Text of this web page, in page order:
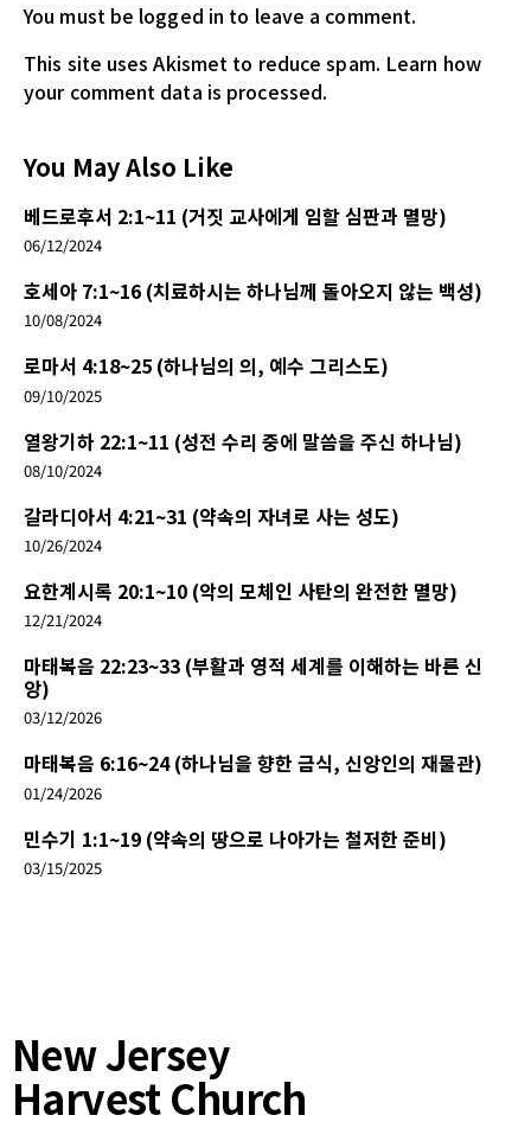
You must be logged in to leave a comment.
This site uses Akismet to reduce spam. Learn how
your comment data is processed.
You May Also Like
베드로후서 2:1~11 (거짓 교사에게 임할 심판과 멸망)
06/12/2024
호세아 7:1~16 (치료하시는 하나님께 돌아오지 않는 백성)
10/08/2024
로마서 4:18~25 (하나님의 의, 예수 그리스도)
09/10/2025
열왕기하 22:1~11 (성전 수리 중에 말씀을 주신 하나님)
08/10/2024
갈라디아서 4:21~31 (약속의 자녀로 사는 성도)
10/26/2024
요한계시록 20:1~10 (악의 모체인 사탄의 완전한 멸망)
12/21/2024
마태복음 22:23~33 (부활과 영적 세계를 이해하는 바른 신
앙)
03/12/2026
마태복음 6:16~24 (하나님을 향한 금식, 신앙인의 재물관)
01/24/2026
민수기 1:1~19 (약속의 땅으로 나아가는 철저한 준비)
03/15/2025
New Jersey
Harvest Church